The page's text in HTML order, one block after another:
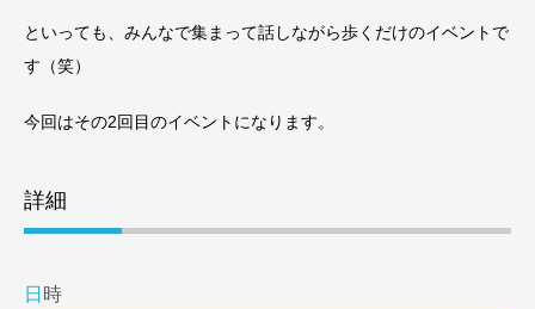
といっても、みんなで集まって話しながら歩くだけのイベントで
す（笑）
今回はその2回目のイベントになります。
詳細
日時